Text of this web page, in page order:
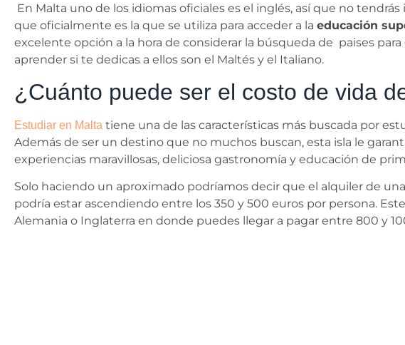
En Malta uno de los idiomas oficiales es el inglés, así que no
que oficialmente es la que se utiliza para acceder a la educación
excelente opción a la hora de considerar la búsqueda de paises
aprender si te dedicas a ellos son el Maltés y el Italiano.
¿Cuánto puede ser el costo de vida
Estudiar en Malta tiene una de las características más buscada por
Además de ser un destino que no muchos buscan, esta isla le
experiencias maravillosas, deliciosa gastronomía y educación de
Solo haciendo un aproximado podríamos decir que el alquiler de
podría estar ascendiendo entre los 350 y 500 euros por persona.
Alemania o Inglaterra en donde puedes llegar a pagar entre 800 y